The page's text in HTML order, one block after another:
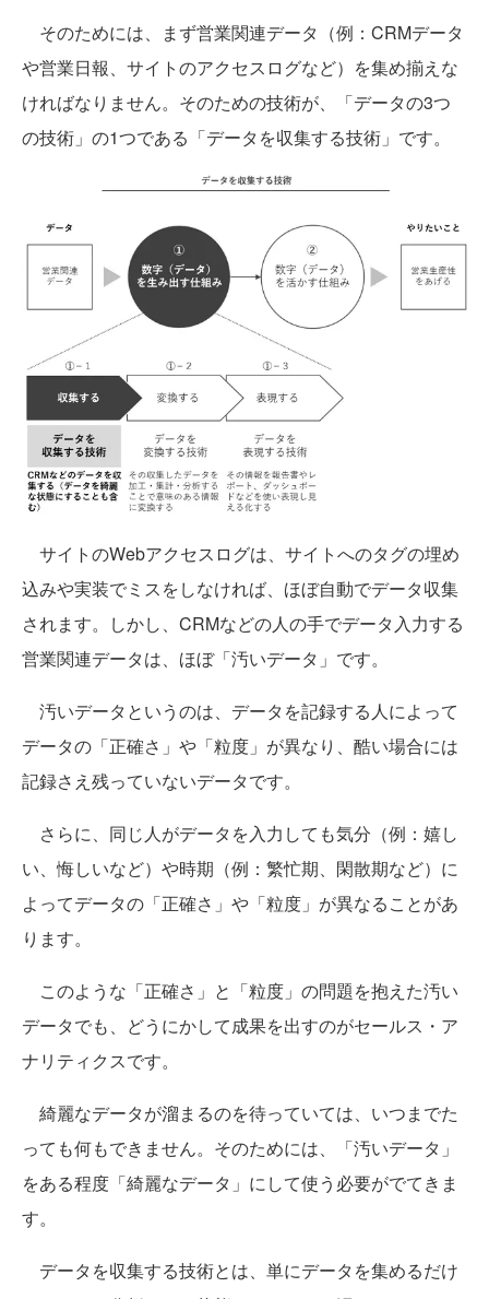
そのためには、まず営業関連データ（例：CRMデータ
や営業日報、サイトのアクセスログなど）を集め揃えな
ければなりません。そのための技術が、「データの3つ
の技術」の1つである「データを収集する技術」です。
サイトのWebアクセスログは、サイトへのタグの埋め
込みや実装でミスをしなければ、ほぼ自動でデータ収集
されます。しかし、CRMなどの人の手でデータ入力する
営業関連データは、ほぼ「汚いデータ」です。
汚いデータというのは、データを記録する人によって
データの「正確さ」や「粒度」が異なり、酷い場合には
記録さえ残っていないデータです。
さらに、同じ人がデータを入力しても気分（例：嬉し
い、悔しいなど）や時期（例：繁忙期、閑散期など）に
よってデータの「正確さ」や「粒度」が異なることがあ
ります。
このような「正確さ」と「粒度」の問題を抱えた汚い
データでも、どうにかして成果を出すのがセールス・ア
ナリティクスです。
綺麗なデータが溜まるのを待っていては、いつまでた
っても何もできません。そのためには、「汚いデータ」
をある程度「綺麗なデータ」にして使う必要がでてきま
す。
データを収集する技術とは、単にデータを集めるだけ